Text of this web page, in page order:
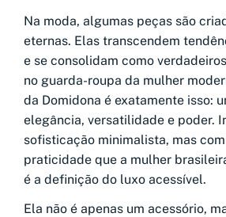
Na moda, algumas peças são
eternas. Elas transcendem
e se consolidam como
no guarda-roupa da mulher
da Domidona é exatamente isso:
elegância, versatilidade e poder.
sofisticação minimalista, mas com
praticidade que a mulher
é a definição do luxo acessível.
Ela não é apenas um acessório,